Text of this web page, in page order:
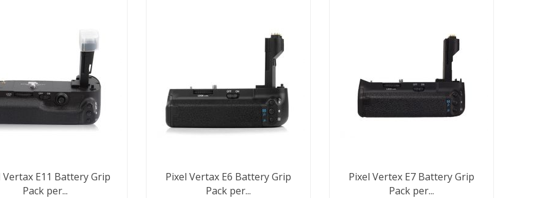
Vertax E11 Battery Grip
Pack per...
Pixel Vertax E6 Battery Grip
Pack per...
Pixel Vertex E7 Battery Grip
Pack per...